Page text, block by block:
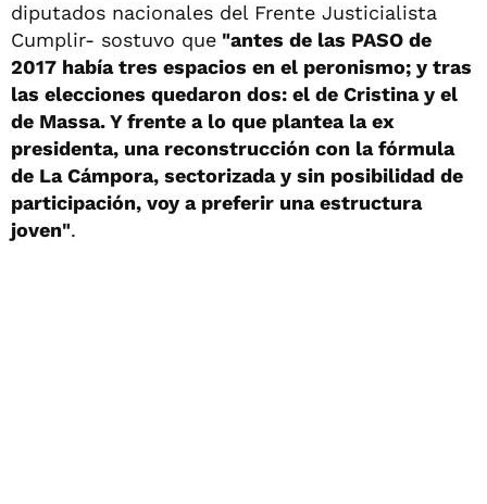
diputados nacionales del Frente Justicialista
Cumplir- sostuvo que "antes de las PASO de
2017 había tres espacios en el peronismo; y tras
las elecciones quedaron dos: el de Cristina y el
de Massa. Y frente a lo que plantea la ex
presidenta, una reconstrucción con la fórmula
de La Cámpora, sectorizada y sin posibilidad de
participación, voy a preferir una estructura
joven".